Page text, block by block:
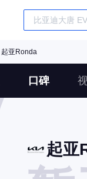
起亚Ronda
口碑
起亚